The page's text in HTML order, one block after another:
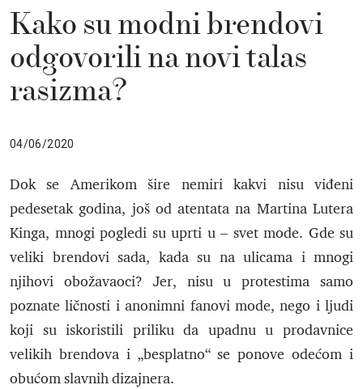
Kako su modni brendovi
odgovorili na novi talas
rasizma?
04/06/2020
Dok se Amerikom šire nemiri kakvi nisu viđeni
pedesetak godina, još od atentata na Martina Lutera
Kinga, mnogi pogledi su uprti u – svet mode. Gde su
veliki brendovi sada, kada su na ulicama i mnogi
njihovi obožavaoci? Jer, nisu u protestima samo
poznate ličnosti i anonimni fanovi mode, nego i ljudi
koji su iskoristili priliku da upadnu u prodavnice
velikih brendova i „besplatno“ se ponove odećom i
obućom slavnih dizajnera.